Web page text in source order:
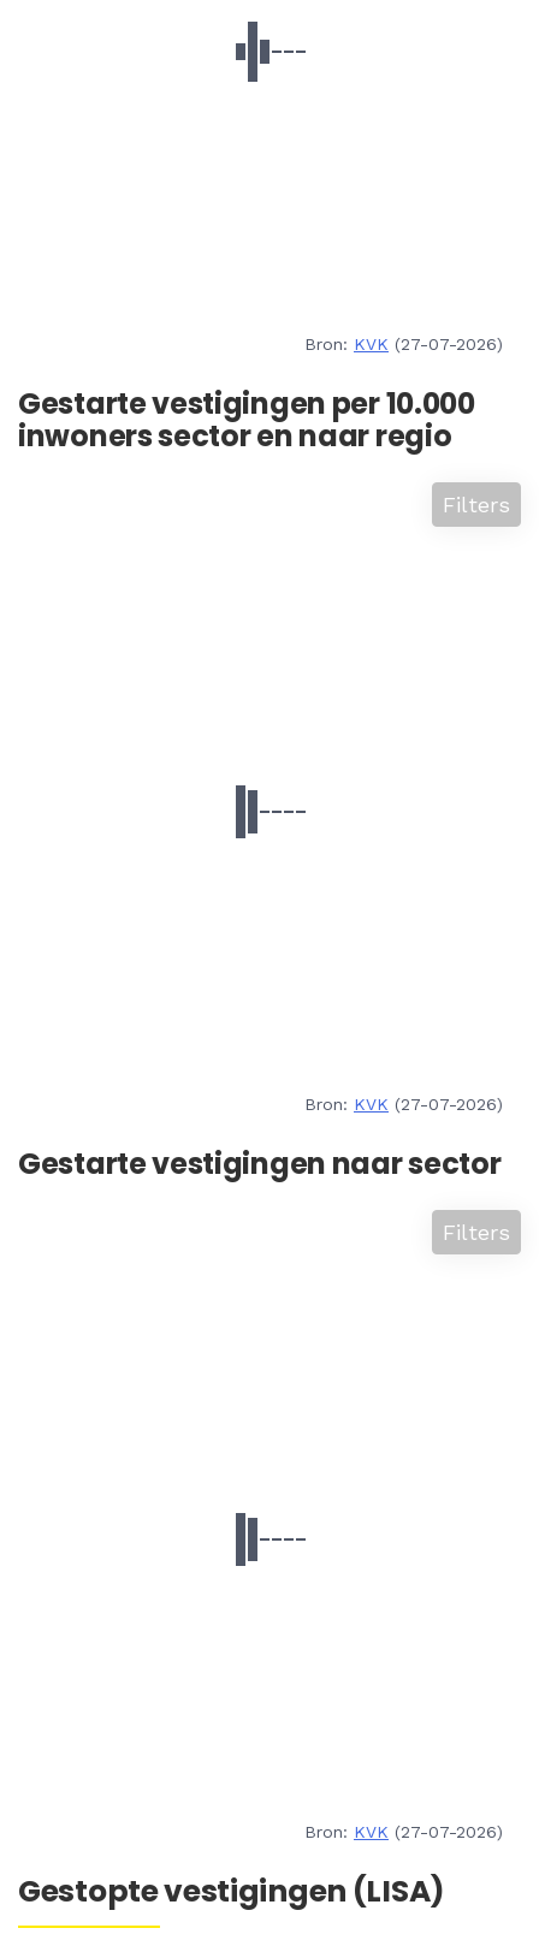
Bron: KVK (27-07-2026)
Gestarte vestigingen per 10.000
inwoners sector en naar regio
Filters
Bron: KVK (27-07-2026)
Gestarte vestigingen naar sector
Filters
Bron: KVK (27-07-2026)
Gestopte vestigingen (LISA)